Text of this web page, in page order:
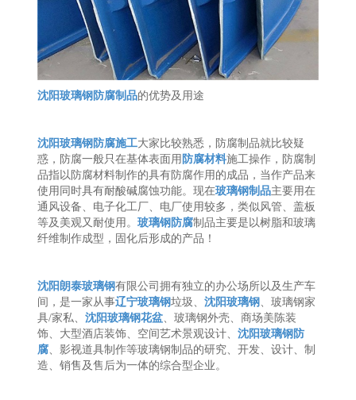
沈阳玻璃钢防腐制品的优势及用途
沈阳玻璃钢防腐施工大家比较熟悉，防腐制品就比较疑
惑，防腐一般只在基体表面用 防腐材料施工操作，防腐制
品指以防腐材料制作的具有防腐作用的成品，当作产品来
使用同时具有耐酸碱腐蚀功能。现在玻璃钢制品主要用在
通风设备、电子化工厂、电厂使用较多，类似风管、盖板
等及美观又耐使用。玻璃钢防腐制品主要是以树脂和玻璃
纤维制作成型，固化后形成的产品！
沈阳朗泰玻璃钢有限公司拥有独立的办公场所以及生产车
间，是一家从事辽宁玻璃钢垃圾、沈阳玻璃钢
、玻璃钢家
具/家私、沈阳玻璃钢花盆 、玻璃钢外壳、商场美陈装
饰、大型酒店装饰、空间艺术景观设计、沈阳玻璃钢防
腐 、影视道具制作等玻璃钢制品的研究、开发、设计、制
造、销售及售后为一体的综合型企业。